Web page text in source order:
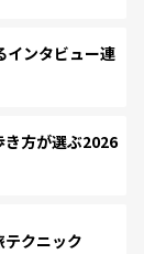
インタビュー連
き方が選ぶ2026
クニック